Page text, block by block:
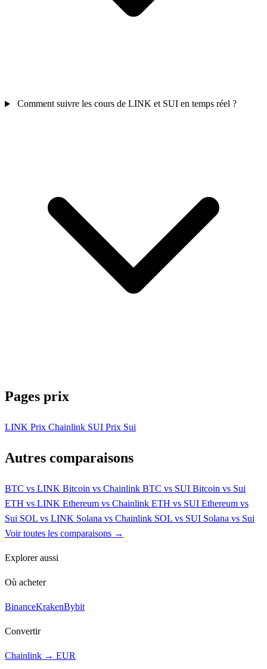
Comment suivre les cours de LINK et SUI en temps réel ?
Pages prix
LINK Prix Chainlink SUI Prix Sui
Autres comparaisons
BTC vs LINK Bitcoin vs Chainlink BTC vs SUI Bitcoin vs Sui
ETH vs LINK Ethereum vs Chainlink ETH vs SUI Ethereum vs
Sui SOL vs LINK Solana vs Chainlink SOL vs SUI Solana vs Sui
Voir toutes les comparaisons →
Explorer aussi
Où acheter
BinanceKrakenBybit
Convertir
Chainlink → EUR